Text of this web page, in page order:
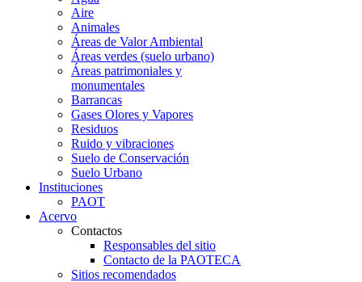
Aire
Animales
Áreas de Valor Ambiental
Áreas verdes (suelo urbano)
Áreas patrimoniales y
monumentales
Barrancas
Gases Olores y Vapores
Residuos
Ruido y vibraciones
Suelo de Conservación
Suelo Urbano
Instituciones
PAOT
Acervo
Contactos
Responsables del sitio
Contacto de la PAOTECA
Sitios recomendados